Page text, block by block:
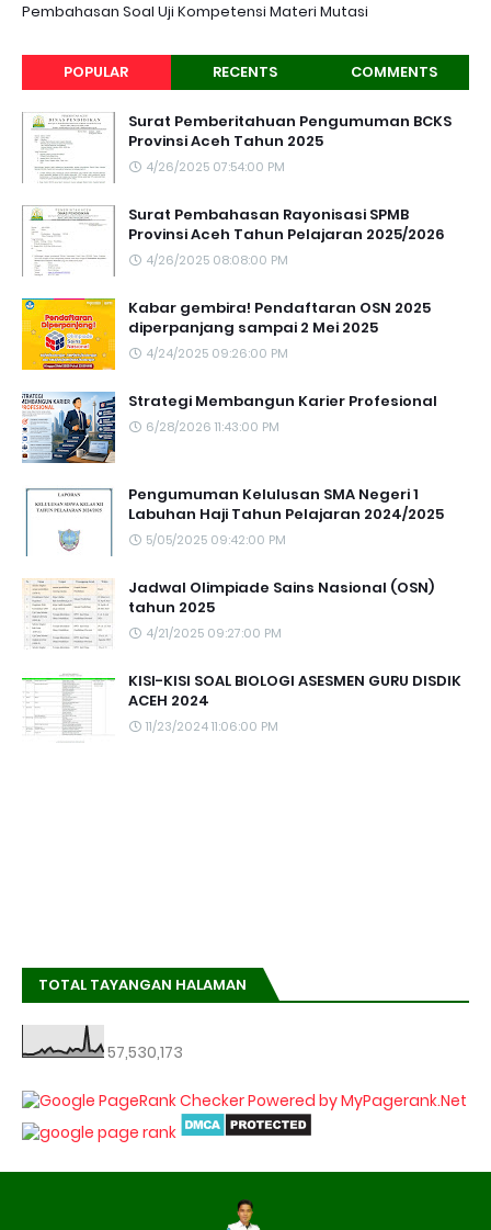
Pembahasan Soal Uji Kompetensi Materi Mutasi
POPULAR RECENTS COMMENTS
Surat Pemberitahuan Pengumuman BCKS
Provinsi Aceh Tahun 2025
4/26/2025 07:54:00 PM
Surat Pembahasan Rayonisasi SPMB
Provinsi Aceh Tahun Pelajaran 2025/2026
4/26/2025 08:08:00 PM
Kabar gembira! Pendaftaran OSN 2025
diperpanjang sampai 2 Mei 2025
4/24/2025 09:26:00 PM
Strategi Membangun Karier Profesional
6/28/2026 11:43:00 PM
Pengumuman Kelulusan SMA Negeri 1
Labuhan Haji Tahun Pelajaran 2024/2025
5/05/2025 09:42:00 PM
Jadwal Olimpiade Sains Nasional (OSN)
tahun 2025
4/21/2025 09:27:00 PM
KISI-KISI SOAL BIOLOGI ASESMEN GURU DISDIK
ACEH 2024
11/23/2024 11:06:00 PM
TOTAL TAYANGAN HALAMAN
57,530,173